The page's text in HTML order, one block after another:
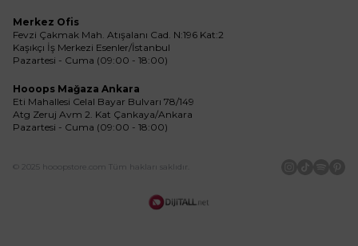
Merkez Ofis
Fevzi Çakmak Mah. Atışalanı Cad. N:196 Kat:2
Kaşıkçı İş Merkezi Esenler/İstanbul
Pazartesi - Cuma (09:00 - 18:00)
Hooops Mağaza Ankara
Eti Mahallesi Celal Bayar Bulvarı 78/149
Atg Zeruj Avm 2. Kat Çankaya/Ankara
Pazartesi - Cuma (09:00 - 18:00)
© 2025 hooopstore.com Tüm hakları saklıdır.